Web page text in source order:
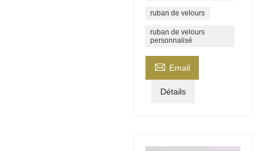
ruban de velours
ruban de velours
personnalisé
 Email
Détails